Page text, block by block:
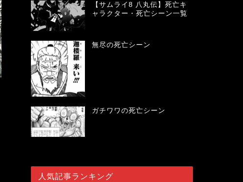
【サムライ8 八丸伝】死亡キ
ャラクター・死亡シーン一覧
無尽の死亡シーン
ガチワワの死亡シーン
人気記事ランキング